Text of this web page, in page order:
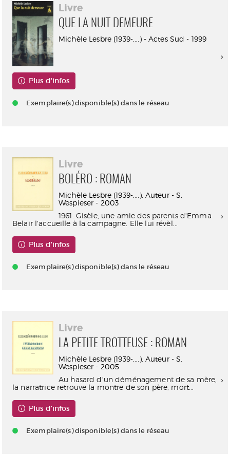
Livre
QUE LA NUIT DEMEURE
Michèle Lesbre (1939-....) - Actes Sud - 1999
Plus d'infos
Exemplaire(s) disponible(s) dans le réseau
Livre
BOLÉRO : ROMAN
Michèle Lesbre (1939-....). Auteur - S.
Wespieser - 2003
1961. Gisèle, une amie des parents d'Emma
Belair l'accueille à la campagne. Elle lui révèl...
Plus d'infos
Exemplaire(s) disponible(s) dans le réseau
Livre
LA PETITE TROTTEUSE : ROMAN
Michèle Lesbre (1939-....). Auteur - S.
Wespieser - 2005
Au hasard d'un déménagement de sa mère,
la narratrice retrouve la montre de son père, mort...
Plus d'infos
Exemplaire(s) disponible(s) dans le réseau